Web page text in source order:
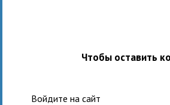
Чтобы оставить
Войдите на сайт